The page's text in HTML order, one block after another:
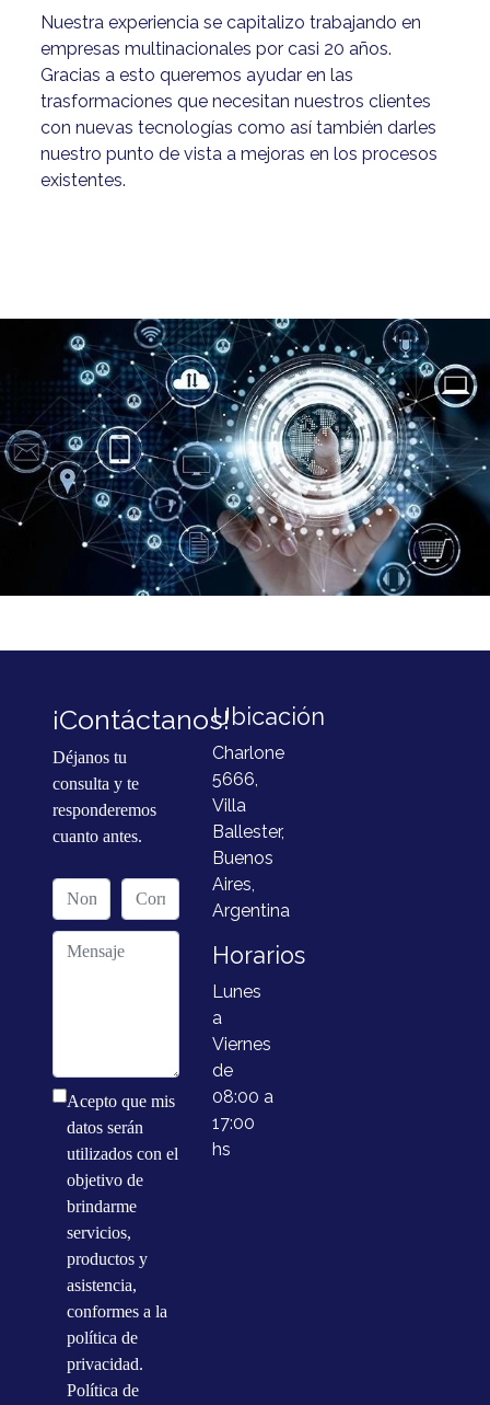
Nuestra experiencia se capitalizo trabajando en
empresas multinacionales por casi 20 años.
Gracias a esto queremos ayudar en las
trasformaciones que necesitan nuestros clientes
con nuevas tecnologías como así también darles
nuestro punto de vista a mejoras en los procesos
existentes.
¡Contáctanos!
Déjanos tu
consulta y te
responderemos
cuanto antes.
Acepto que mis
datos serán
utilizados con el
objetivo de
brindarme
servicios,
productos y
asistencia,
conformes a la
política de
privacidad.
Política de
Ubicación
Charlone
5666,
Villa
Ballester,
Buenos
Aires,
Argentina
Horarios
Lunes
a
Viernes
de
08:00 a
17:00
hs